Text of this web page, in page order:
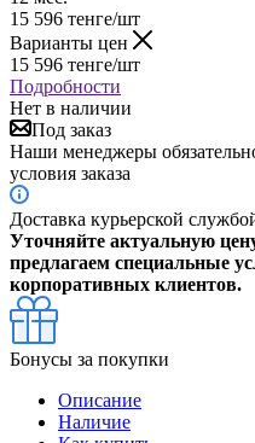
15 596 тенге/шт
Варианты цен
15 596 тенге/шт
Подробности
Нет в наличии
Под заказ
Наши менеджеры
условия заказа
Доставка курьерской
Уточняйте актуальную
предлагаем специальные
корпоративных клиентов.
Бонусы за покупки
Описание
Наличие